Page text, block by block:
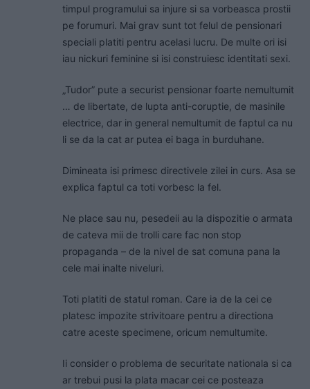
timpul programului sa injure si sa vorbeasca prostii
pe forumuri. Mai grav sunt tot felul de pensionari
speciali platiti pentru acelasi lucru. De multe ori isi
iau nickuri feminine si isi construiesc identitati sexi.
„Tudor” pute a securist pensionar foarte nemultumit
… de libertate, de lupta anti-coruptie, de masinile
electrice, dar in general nemultumit de faptul ca nu
li se da la cat ar putea ei baga in burduhane.
Dimineata isi primesc directivele zilei in curs. Asa se
explica faptul ca toti vorbesc la fel.
Ne place sau nu, pesedeii au la dispozitie o armata
de cateva mii de trolli care fac non stop
propaganda – de la nivel de sat comuna pana la
cele mai inalte niveluri.
Toti platiti de statul roman. Care ia de la cei ce
platesc impozite strivitoare pentru a directiona
catre aceste specimene, oricum nemultumite.
Ii consider o problema de securitate nationala si ca
ar trebui pusi la plata macar cei ce posteaza